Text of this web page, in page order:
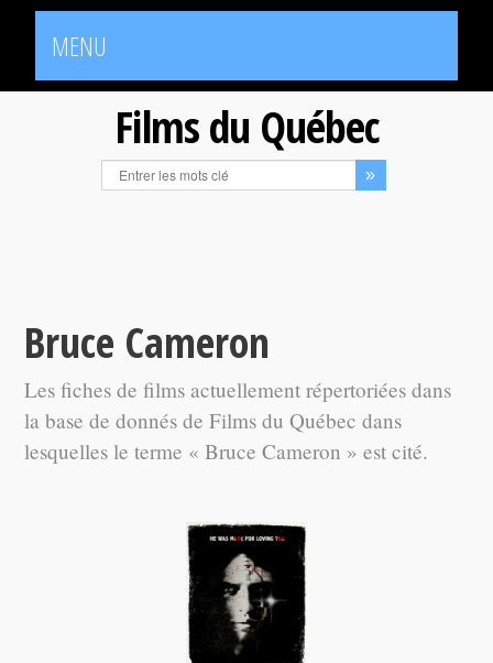
MENU
Films du Québec
Bruce Cameron
Les fiches de films actuellement répertoriées dans
la base de donnés de Films du Québec dans
lesquelles le terme « Bruce Cameron » est cité.